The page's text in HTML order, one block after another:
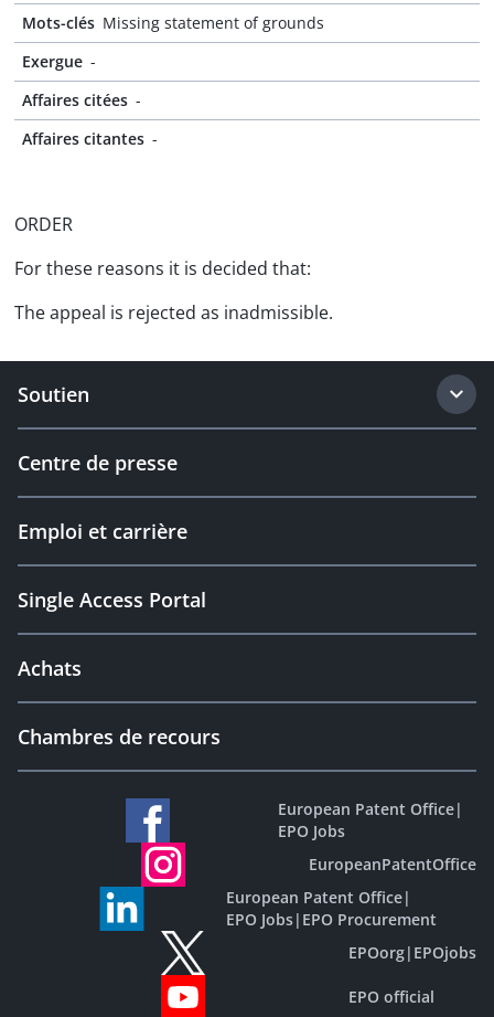
Mots-clés Missing statement of grounds
Exergue -
Affaires citées -
Affaires citantes -
ORDER
For these reasons it is decided that:
The appeal is rejected as inadmissible.
Soutien
Centre de presse
Emploi et carrière
Single Access Portal
Achats
Chambres de recours
European Patent Office|
EPO Jobs
EuropeanPatentOffice
European Patent Office|
EPO Jobs| EPO Procurement
EPOorg| EPOjobs
EPO official